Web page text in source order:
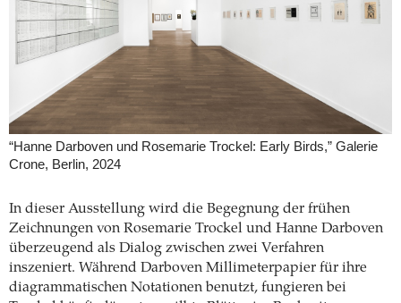
“Hanne Darboven und Rosemarie Trockel: Early Birds,” Galerie
Crone, Berlin, 2024
In dieser Ausstellung wird die Begegnung der frühen
Zeichnungen von Rosemarie Trockel und Hanne Darboven
überzeugend als Dialog zwischen zwei Verfahren
inszeniert. Während Darboven Millimeterpapier für ihre
diagrammatischen Notationen benutzt, fungieren bei